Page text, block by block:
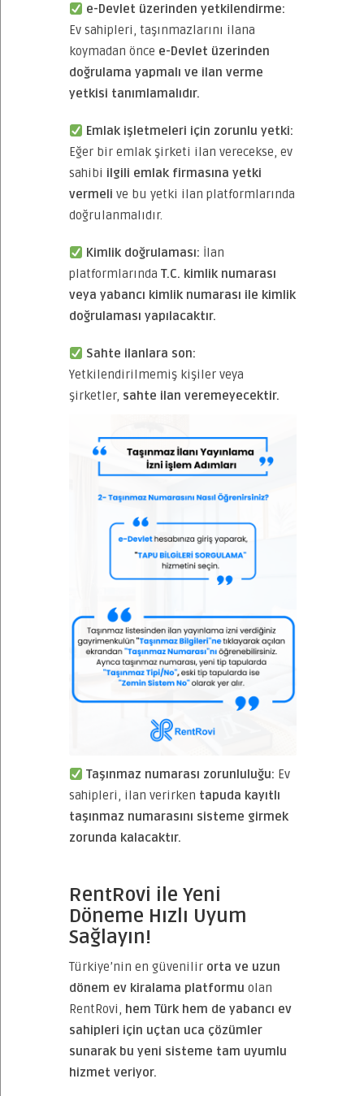
e-Devlet üzerinden yetkilendirme:
Ev sahipleri, taşınmazlarını ilana
koymadan önce e-Devlet üzerinden
doğrulama yapmalı ve ilan verme
yetkisi tanımlamalıdır.
Emlak işletmeleri için zorunlu yetki:
Eğer bir emlak şirketi ilan verecekse, ev
sahibi ilgili emlak firmasına yetki
vermeli ve bu yetki ilan platformlarında
doğrulanmalıdır.
Kimlik doğrulaması: İlan
platformlarında T.C. kimlik numarası
veya yabancı kimlik numarası ile kimlik
doğrulaması yapılacaktır.
Sahte ilanlara son:
Yetkilendirilmemiş kişiler veya
şirketler, sahte ilan veremeyecektir.
Taşınmaz numarası zorunluluğu: Ev
sahipleri, ilan verirken tapuda kayıtlı
taşınmaz numarasını sisteme girmek
zorunda kalacaktır.
RentRovi ile Yeni
Döneme Hızlı Uyum
Sağlayın!
Türkiye’nin en güvenilir orta ve uzun
dönem ev kiralama platformu olan
RentRovi, hem Türk hem de yabancı ev
sahipleri için uçtan uca çözümler
sunarak bu yeni sisteme tam uyumlu
hizmet veriyor.